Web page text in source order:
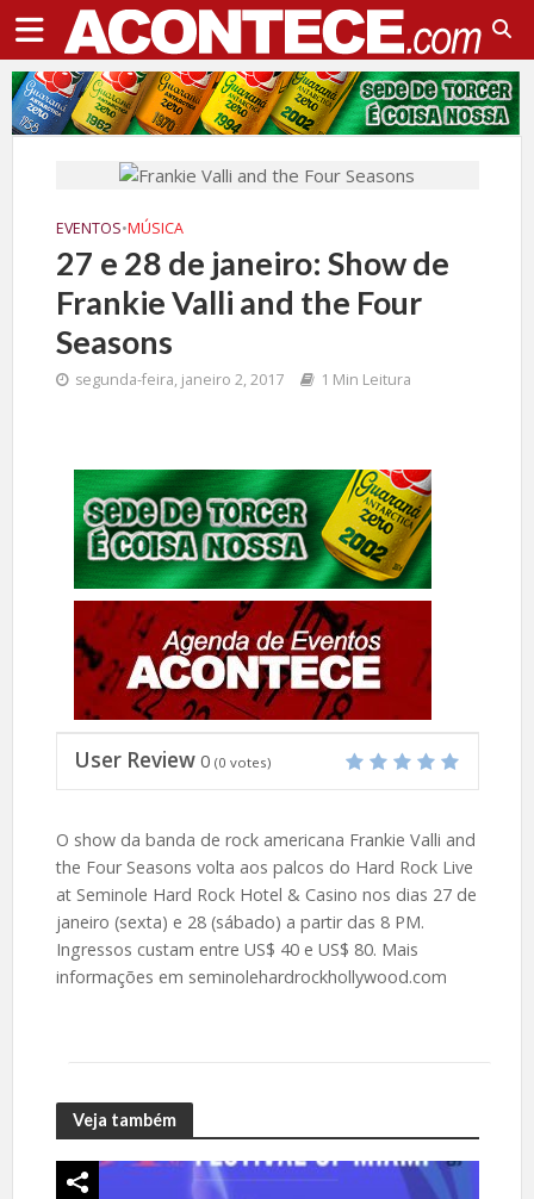
EVENTOS•MÚSICA
27 e 28 de janeiro: Show de
Frankie Valli and the Four
Seasons
segunda-feira, janeiro 2, 2017 1 Min Leitura
User Review 0 (0 votes)
O show da banda de rock americana Frankie Valli and
the Four Seasons volta aos palcos do Hard Rock Live
at Seminole Hard Rock Hotel & Casino nos dias 27 de
janeiro (sexta) e 28 (sábado) a partir das 8 PM.
Ingressos custam entre US$ 40 e US$ 80. Mais
informações em seminolehardrockhollywood.com
Veja também